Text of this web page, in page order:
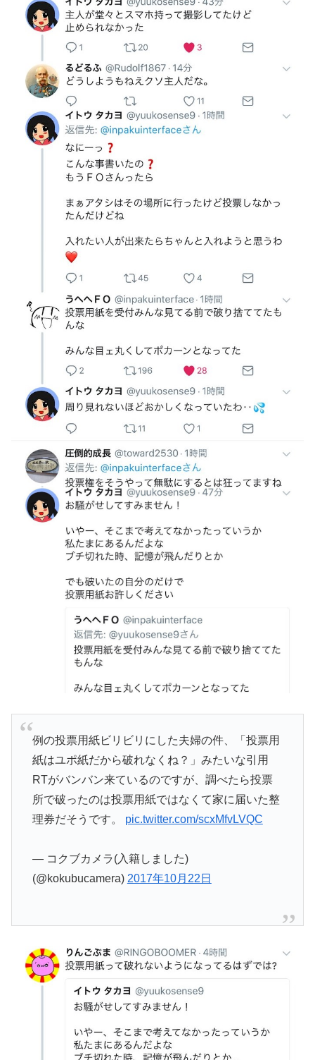
例の投票用紙ビリビリにした夫婦の件、「投票用
紙はユポ紙だから破れなくね？」みたいな引用
RTがバンバン来ているのですが、調べたら投票
所で破ったのは投票用紙ではなくて家に届いた整
理券だそうです。 pic.twitter.com/scxMfvLVQC
— コクブカメラ(入籍しました)
(@kokubucamera) 2017年10月22日